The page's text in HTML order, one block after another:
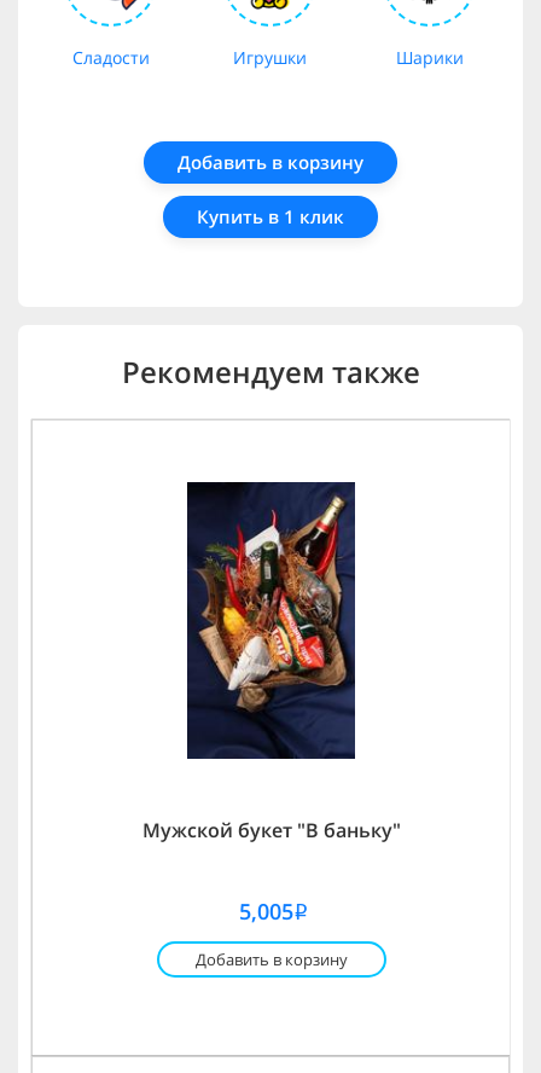
Сладости Игрушки Шарики
Добавить в корзину
Купить в 1 клик
Рекомендуем также
Мужской букет "В баньку"
5,005i
Добавить в корзину